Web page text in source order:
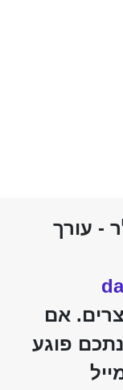
- עורך
אם
פוגע